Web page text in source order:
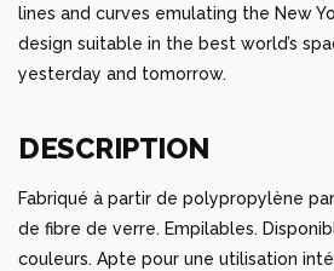
lines and curves emulating the New
design suitable in the best world’s
yesterday and tomorrow.
DESCRIPTION
Fabriqué à partir de polypropylène
de fibre de verre. Empilables.
couleurs. Apte pour une utilisation